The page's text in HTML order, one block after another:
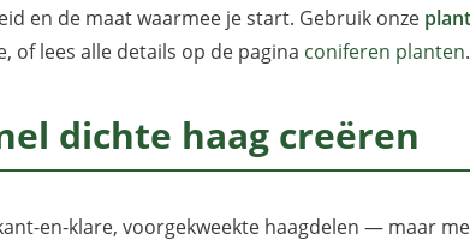
en de maat waarmee je start. Gebruik onze
of lees alle details op de pagina coniferen planten.
dichte haag creëren
en-klare, voorgekweekte haagdelen — maar